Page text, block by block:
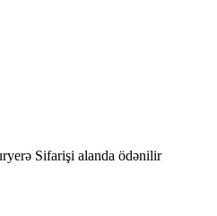
Sifarişi alanda ödənilir